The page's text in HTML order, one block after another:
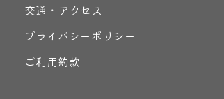
交通・アクセス
プライバシーポリシー
ご利用約款